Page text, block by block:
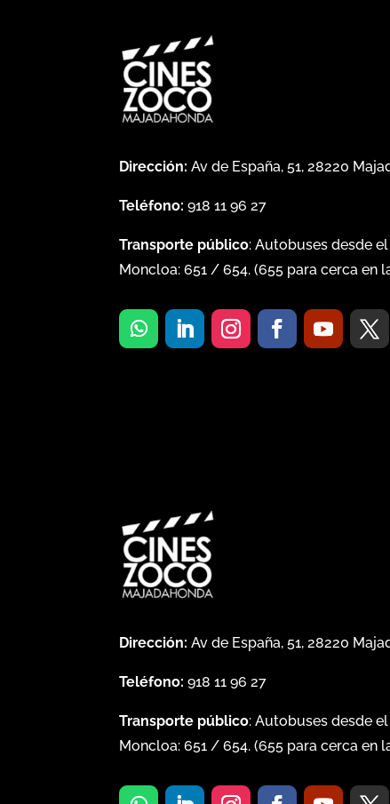
Dirección: Av de España, 51, 28220
Teléfono: 918 11 96 27
Transporte público: Autobuses desde
Moncloa:651 /654. (655 para cerca en
Dirección: Av de España, 51, 28220
Teléfono: 918 11 96 27
Transporte público: Autobuses desde
Moncloa:651 /654. (655 para cerca en